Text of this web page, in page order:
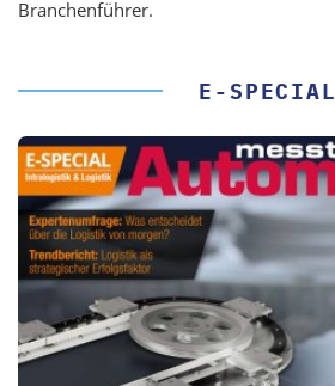
Branchenführer.
E-SPECIAL